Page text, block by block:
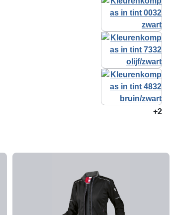
+2